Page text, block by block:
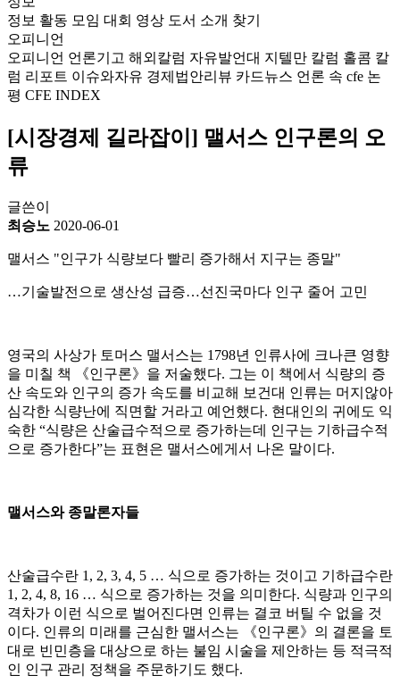
정보 활동 모임 대회 영상 도서 소개 찾기
오피니언
오피니언 언론기고 해외칼럼 자유발언대 지텔만 칼럼 홀콤 칼
럼 리포트 이슈와자유 경제법안리뷰 카드뉴스 언론 속 cfe 논
평 CFE INDEX
[시장경제 길라잡이] 맬서스 인구론의 오
류
글쓴이
최승노 2020-06-01
맬서스 "인구가 식량보다 빨리 증가해서 지구는 종말"
…기술발전으로 생산성 급증…선진국마다 인구 줄어 고민
영국의 사상가 토머스 맬서스는 1798년 인류사에 크나큰 영향
을 미칠 책 《인구론》을 저술했다. 그는 이 책에서 식량의 증
산 속도와 인구의 증가 속도를 비교해 보건대 인류는 머지않아
심각한 식량난에 직면할 거라고 예언했다. 현대인의 귀에도 익
숙한 “식량은 산술급수적으로 증가하는데 인구는 기하급수적
으로 증가한다”는 표현은 맬서스에게서 나온 말이다.
맬서스와 종말론자들
산술급수란 1, 2, 3, 4, 5 … 식으로 증가하는 것이고 기하급수란
1, 2, 4, 8, 16 … 식으로 증가하는 것을 의미한다. 식량과 인구의
격차가 이런 식으로 벌어진다면 인류는 결코 버틸 수 없을 것
이다. 인류의 미래를 근심한 맬서스는 《인구론》의 결론을 토
대로 빈민층을 대상으로 하는 불임 시술을 제안하는 등 적극적
인 인구 관리 정책을 주문하기도 했다.